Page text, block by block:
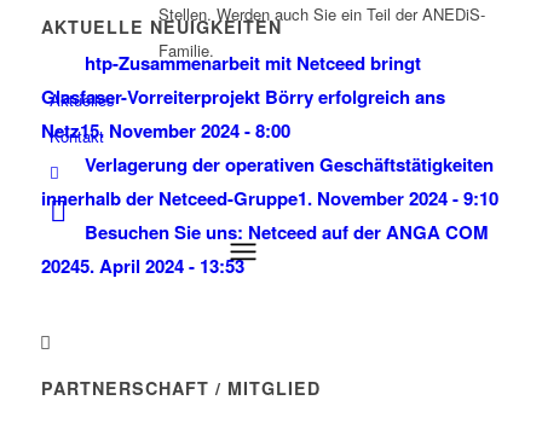
Stellen. Werden auch Sie ein Teil der ANEDiS-
Familie.
Aktuelles
Kontakt
AKTUELLE NEUIGKEITEN
htp-Zusammenarbeit mit Netceed bringt
Glasfaser-Vorreiterprojekt Börry erfolgreich ans
Netz15. November 2024 - 8:00
Verlagerung der operativen Geschäftstätigkeiten
innerhalb der Netceed-Gruppe1. November 2024 - 9:10
Besuchen Sie uns: Netceed auf der ANGA COM
20245. April 2024 - 13:53
PARTNERSCHAFT / MITGLIED